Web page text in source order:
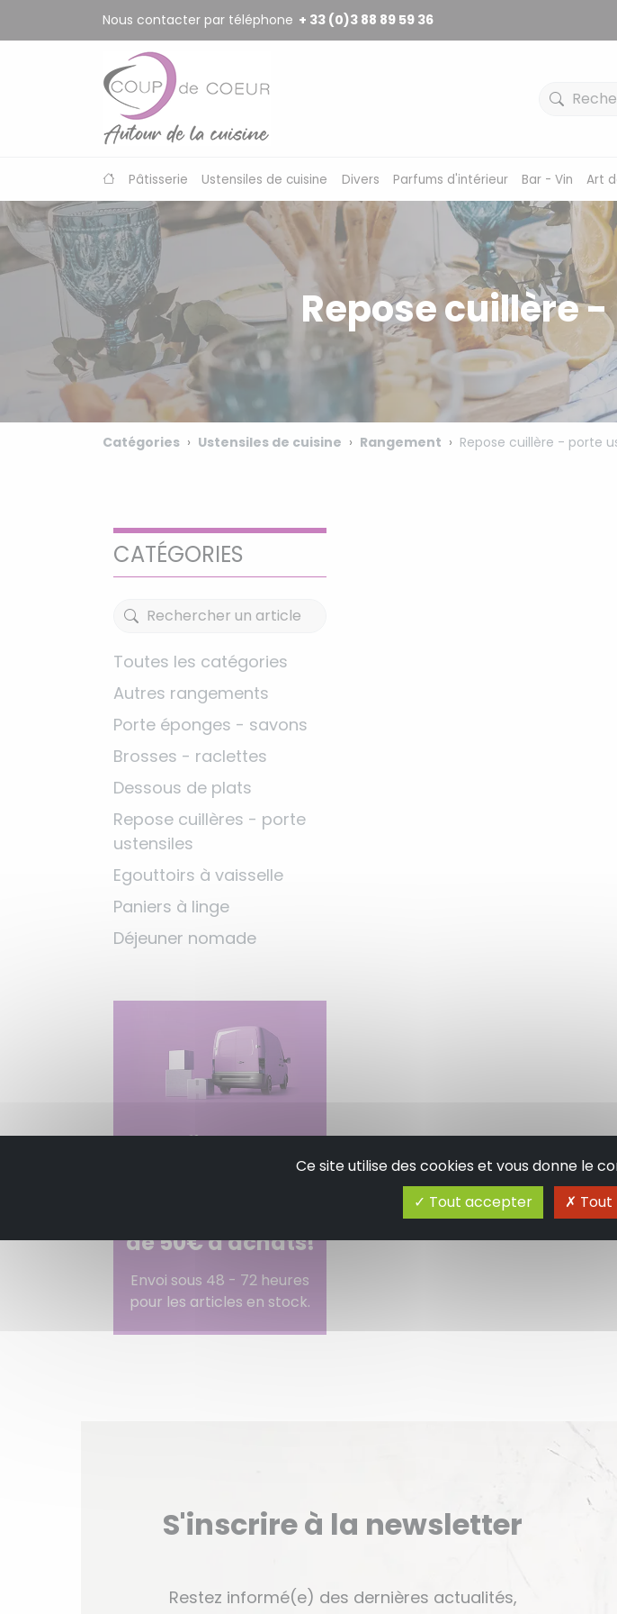
Nous contacter par téléphone + 33 (0)3 88 89 59 36
Pâtisserie Ustensiles de cuisine Divers Parfums d'intérieur Bar - Vin Art
Repose cuillère
Catégories Ustensiles de cuisine Rangement Repose cuillère - porte
CATÉGORIES
Toutes les catégories
Autres rangements
Porte éponges - savons
Brosses - raclettes
Dessous de plats
Repose cuillères - porte
ustensiles
Egouttoirs à vaisselle
Paniers à linge
Déjeuner nomade
Profitez de la
de 50€ d'achats!
Envoi sous 48 - 72 heures
pour les articles en stock.
S'inscrire à la newsletter
Restez informé(e) des dernières actualités,
Panneau de gestion des cookies
Ce site utilise des cookies et vous donne le
Tout accepter
Tout